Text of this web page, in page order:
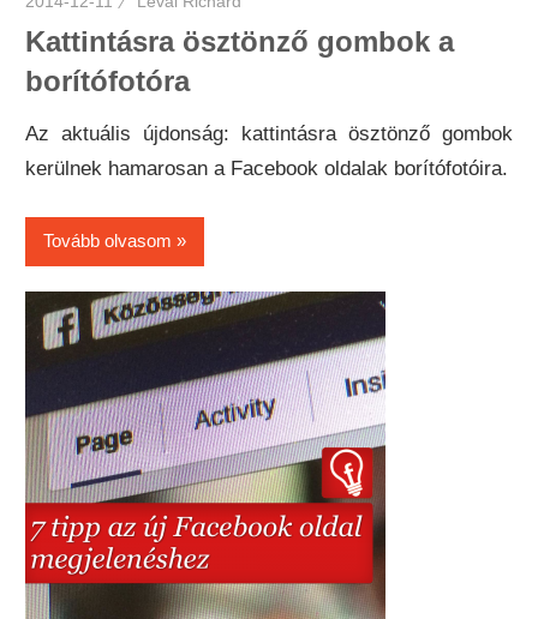
Kattintásra ösztönző gombok a
borítófotóra
Az aktuális újdonság: kattintásra ösztönző gombok
kerülnek hamarosan a Facebook oldalak borítófotóira.
Tovább olvasom